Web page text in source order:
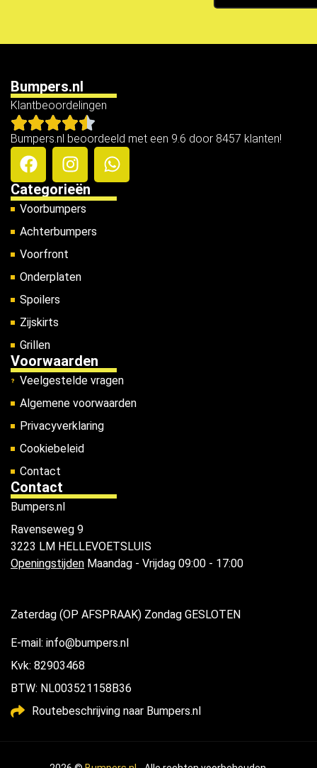
Bumpers.nl
Klantbeoordelingen
Bumpers.nl beoordeeld met een 9.6 door 8457 klanten!
Categorieën
Voorbumpers
Achterbumpers
Voorfront
Onderplaten
Spoilers
Zijskirts
Grillen
Voorwaarden
Veelgestelde vragen
Algemene voorwaarden
Privacyverklaring
Cookiebeleid
Contact
Contact
Bumpers.nl
Ravenseweg 9
3223 LM HELLEVOETSLUIS
Openingstijden Maandag - Vrijdag 09:00 - 17:00
Zaterdag (OP AFSPRAAK) Zondag GESLOTEN
E-mail: info@bumpers.nl
Kvk: 82903468
BTW: NL003521158B36
Routebeschrijving naar Bumpers.nl